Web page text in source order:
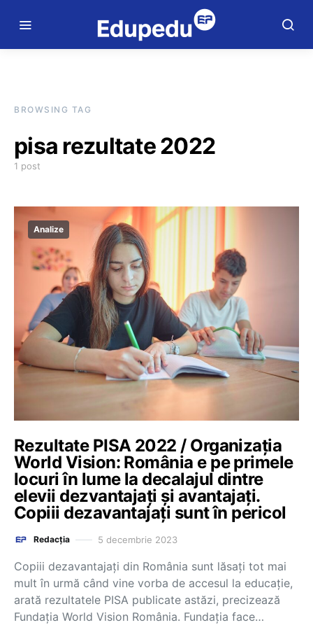
BROWSING TAG
pisa rezultate 2022
1 post
Analize
Rezultate PISA 2022 / Organizația
World Vision: România e pe primele
locuri în lume la decalajul dintre
elevii dezvantajaţi şi avantajaţi.
Copiii dezavantajaţi sunt în pericol
Redacția 5 decembrie 2023
Copiii dezavantajaţi din România sunt lăsaţi tot mai
mult în urmă când vine vorba de accesul la educaţie,
arată rezultatele PISA publicate astăzi, precizează
Fundaţia World Vision România. Fundația face…